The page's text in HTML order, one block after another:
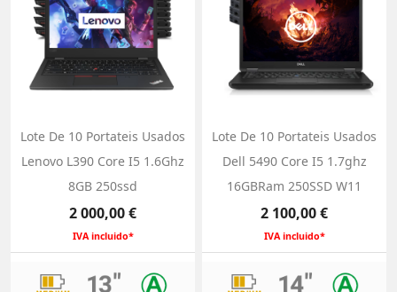
Lote De 10 Portateis Usados
Lenovo L390 Core I5 1.6Ghz
8GB 250ssd
Preço
2 000,00 €
IVA incluido*
Lote De 10 Portateis Usados
Dell 5490 Core I5 1.7ghz
16GBRam 250SSD W11
Preço
2 100,00 €
IVA incluido*